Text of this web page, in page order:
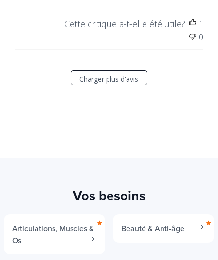
Cette critique a-t-elle été utile?
1
0
Charger plus d'avis
Vos besoins
Articulations, Muscles &
Os
Beauté & Anti-âge